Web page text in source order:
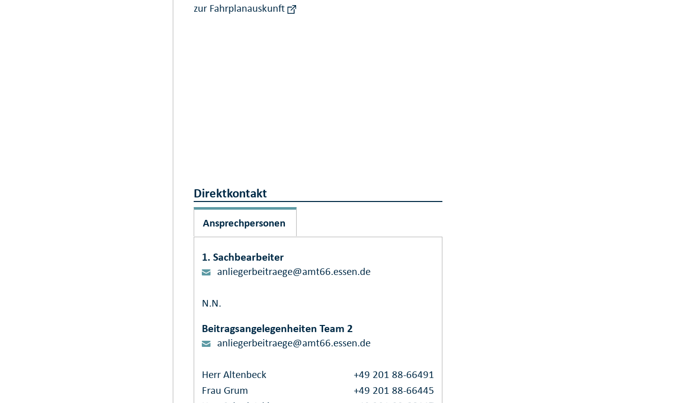
zur Fahrplanauskunft
Direktkontakt
Ansprechpersonen
1. Sachbearbeiter
anliegerbeitraege@amt66.essen.de
N.N.
Beitragsangelegenheiten Team 2
anliegerbeitraege@amt66.essen.de
Herr Altenbeck
+49 201 88-66491
Frau Grum
+49 201 88-66445